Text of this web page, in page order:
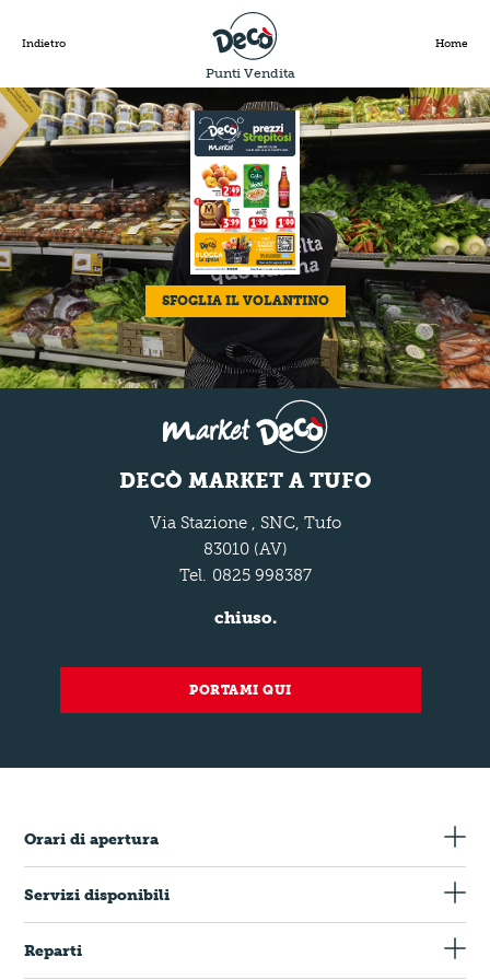
Indietro
Punti Vendita
Home
SFOGLIA IL VOLANTINO
DECÒ MARKET A TUFO
Via Stazione , SNC, Tufo
83010 (AV)
Tel. 0825 998387
chiuso.
PORTAMI QUI
Orari di apertura
Servizi disponibili
Carte di Credito
Reparti